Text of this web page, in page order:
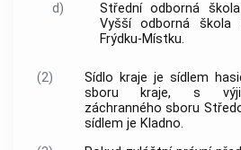
d)
Střední odborná
Vyšší odborná škola
Frýdku-Místku.
(2)
Sídlo kraje je sídlem
sboru kraje, s
záchranného sboru
sídlem je Kladno.